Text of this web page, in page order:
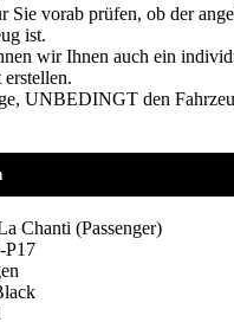
Sie vorab prüfen, ob der
ist.
wir Ihnen auch ein
UNBEDINGT den
Chanti (Passenger)
P17